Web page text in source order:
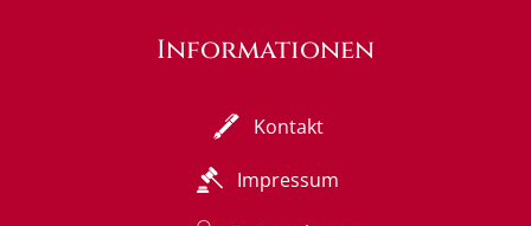
Informationen
Kontakt
Impressum